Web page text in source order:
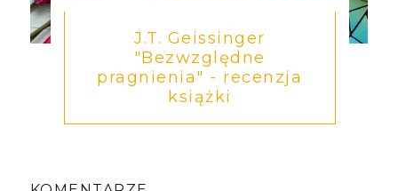
J.T. Geissinger
"Bezwzględne
pragnienia" - recenzja
książki